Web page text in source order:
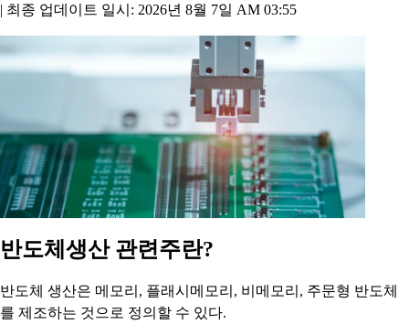
| 최종 업데이트 일시: 2026년 8월 7일 AM 03:55
반도체생산 관련주란?
반도체 생산은 메모리, 플래시메모리, 비메모리, 주문형 반도체
를 제조하는 것으로 정의할 수 있다.